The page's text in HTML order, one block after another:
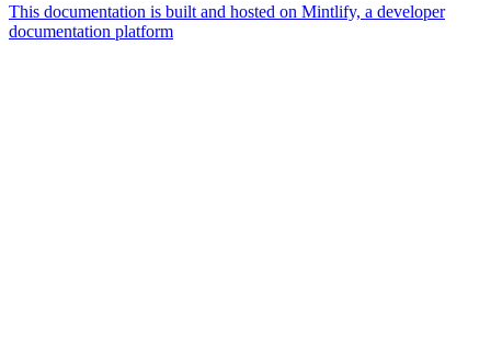
This documentation is built and hosted on Mintlify, a developer
documentation platform